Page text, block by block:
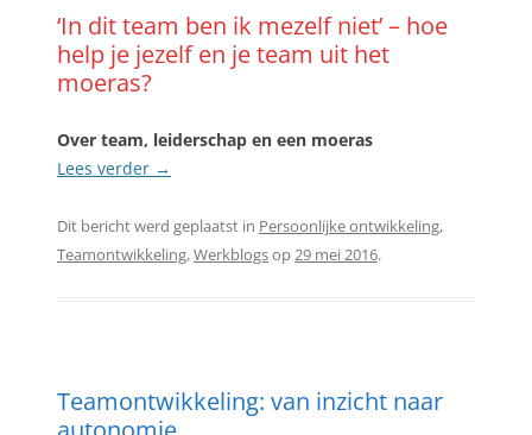
‘In dit team ben ik mezelf niet’ – hoe
help je jezelf en je team uit het
moeras?
Over team, leiderschap en een moeras
Lees verder →
Dit bericht werd geplaatst in Persoonlijke ontwikkeling,
Teamontwikkeling,Werkblogsop29 mei 2016.
Teamontwikkeling: van inzicht naar